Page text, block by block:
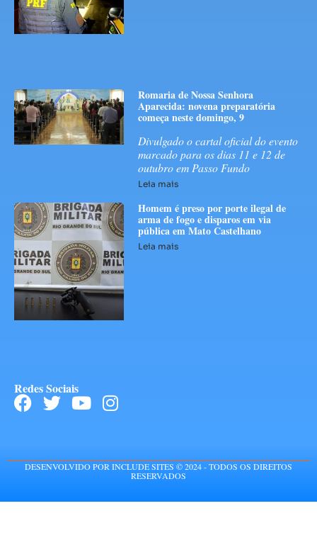
Romaria de Nossa Senhora
Aparecida: novena preparatória
começa neste domingo, 9
Divulgado o cartal oficial do evento
marcado para os dias 11 e 12 de
outubro em Passo Fundo
Leia mais
Homem é preso por porte ilegal de
arma de fogo e disparos em via
pública em Mato Castelhano
Leia mais
Redes Sociais
DESENVOLVIDO POR INCLUDE SITES © 2024 - TODOS OS DIREITOS
RESERVADOS